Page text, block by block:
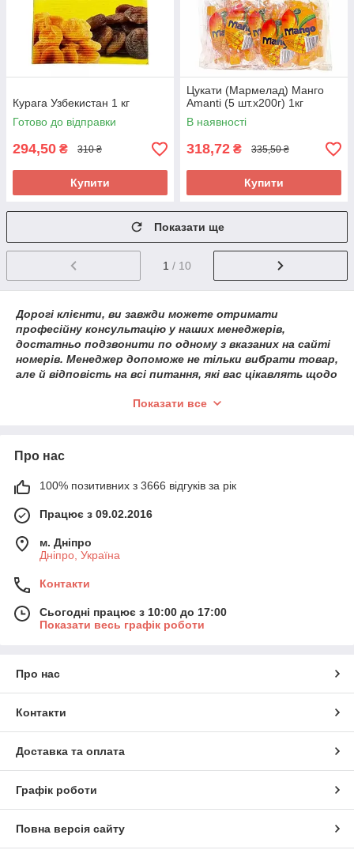
Курага Узбекистан 1 кг
Готово до відправки
294,50 ₴ 310 ₴
Купити
Цукати (Мармелад) Манго
Amanti (5 шт.х200г) 1кг
В наявності
318,72 ₴ 335,50 ₴
Купити
Показати ще
1 / 10
Дорогі клієнти, ви завжди можете отримати
професійну консультацію у наших менеджерів,
достатньо подзвонити по одному з вказаних на сайті
номерів. Менеджер допоможе не тільки вибрати товар,
але й відповість на всі питання, які вас цікавлять щодо
оплати.
Показати все
Про нас
100% позитивних з 3666 відгуків за рік
Працює з 09.02.2016
м. Дніпро
Дніпро, Україна
Контакти
Сьогодні працює з 10:00 до 17:00
Показати весь графік роботи
Про нас
Контакти
Доставка та оплата
Графік роботи
Повна версія сайту